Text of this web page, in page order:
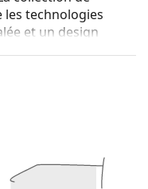
les technologies
et un design
lunettes grâce à